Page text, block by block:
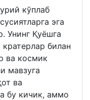
кўплаб
эга
Унинг Қуёшга
билан
ва космик
мавзуга
ва
бу кичик, аммо